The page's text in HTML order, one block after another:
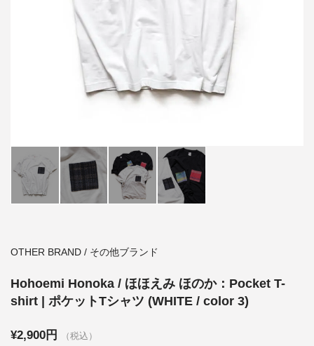
OTHER BRAND / その他ブランド
Hohoemi Honoka / ほほえみ ほのか：Pocket T-
shirt | ポケットTシャツ (WHITE / color 3)
¥2,900円 （税込）